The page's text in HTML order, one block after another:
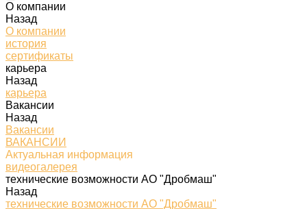
О компании
Назад
О компании
история
сертификаты
карьера
Назад
карьера
Вакансии
Назад
Вакансии
ВАКАНСИИ
Актуальная информация
видеогалерея
технические возможности АО "Дробмаш"
Назад
технические возможности АО "Дробмаш"